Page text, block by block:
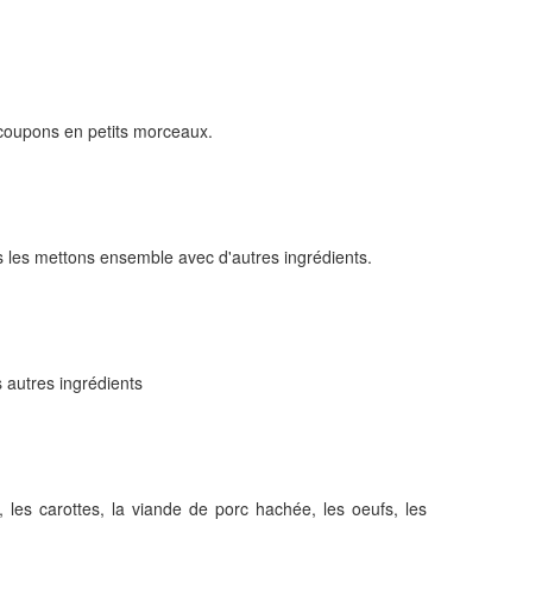
en petits morceaux.
mettons ensemble avec d'autres ingrédients.
autres ingrédients
carottes, la viande de porc hachée, les oeufs, les